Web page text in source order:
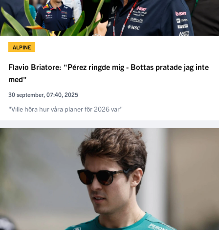
ALPINE
Flavio Briatore: "Pérez ringde mig - Bottas pratade jag inte
med"
30 september, 07:40, 2025
"Ville höra hur våra planer för 2026 var"